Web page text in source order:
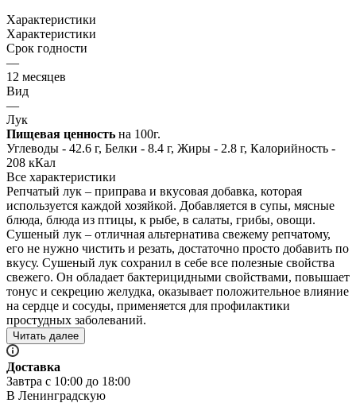
Характеристики
Характеристики
Срок годности
—
12 месяцев
Вид
—
Лук
Пищевая ценность на 100г.
Углеводы - 42.6 г, Белки - 8.4 г, Жиры - 2.8 г, Калорийность -
208 кКал
Все характеристики
Репчатый лук – приправа и вкусовая добавка, которая
используется каждой хозяйкой. Добавляется в супы, мясные
блюда, блюда из птицы, к рыбе, в салаты, грибы, овощи.
Сушеный лук – отличная альтернатива свежему репчатому,
его не нужно чистить и резать, достаточно просто добавить по
вкусу. Сушеный лук сохранил в себе все полезные свойства
свежего. Он обладает бактерицидными свойствами, повышает
тонус и секрецию желудка, оказывает положительное влияние
на сердце и сосуды, применяется для профилактики
простудных заболеваний.
Читать далее
Доставка
Завтра с 10:00 до 18:00
В Ленинградскую